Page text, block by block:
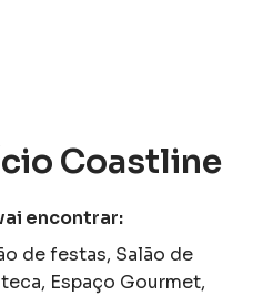
Coastline
encontrar:
de festas, Salão de
Espaço Gourmet,